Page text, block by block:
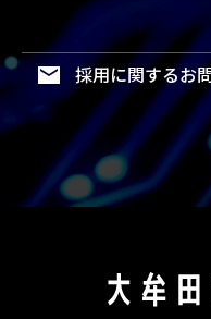
採用に関するお